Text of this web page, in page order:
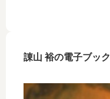
諌山 裕の電子ブック